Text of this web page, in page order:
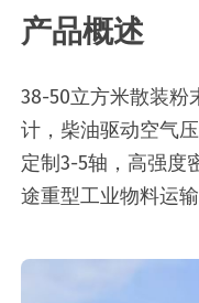
产品概述
38-50立方米散装粉
计，柴油驱动空气
定制3-5轴，高强度
途重型工业物料运输